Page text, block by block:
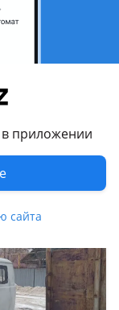
приложении
сайта
40 отзывов